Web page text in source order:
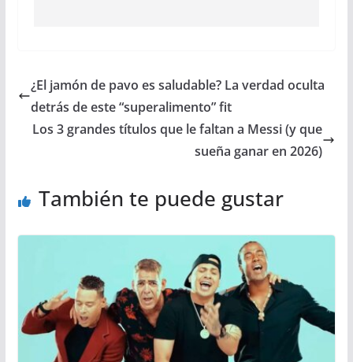
¿El jamón de pavo es saludable? La verdad oculta
detrás de este “superalimento” fit
Los 3 grandes títulos que le faltan a Messi (y que
sueña ganar en 2026)
También te puede gustar